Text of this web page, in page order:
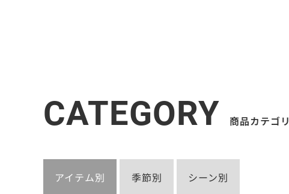
CATEGORY 商品カテゴリ
アイテム別 季節別 シーン別